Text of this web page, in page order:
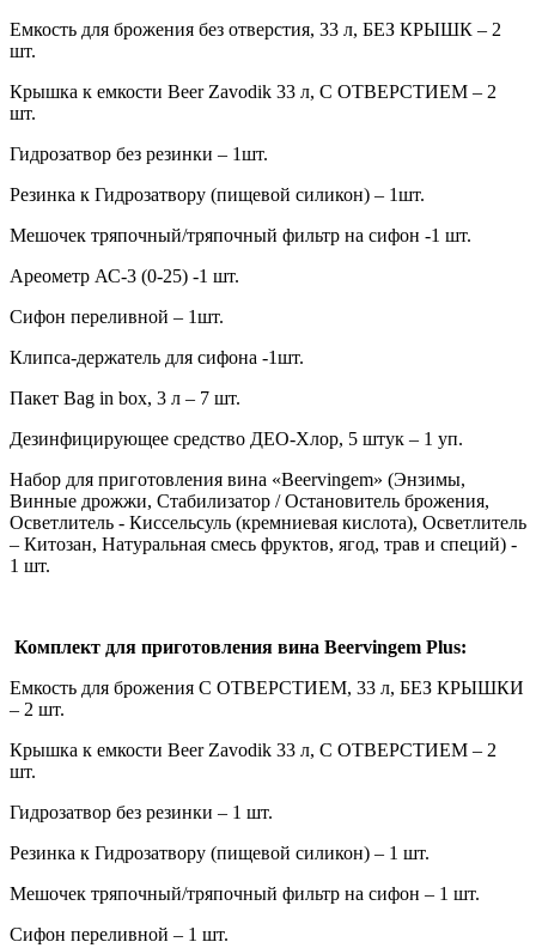
Емкость для брожения без отверстия, 33 л, БЕЗ КРЫШК – 2
шт.
Крышка к емкости Beer Zavodik 33 л, С ОТВЕРСТИЕМ – 2
шт.
Гидрозатвор без резинки – 1шт.
Резинка к Гидрозатвору (пищевой силикон) – 1шт.
Мешочек тряпочный/тряпочный фильтр на сифон -1 шт.
Ареометр АС-3 (0-25) -1 шт.
Сифон переливной – 1шт.
Клипса-держатель для сифона -1шт.
Пакет Bag in box, 3 л – 7 шт.
Дезинфицирующее средство ДЕО-Хлор, 5 штук – 1 уп.
Набор для приготовления вина «Beervingem» (Энзимы,
Винные дрожжи, Стабилизатор / Остановитель брожения,
Осветлитель - Киссельсуль (кремниевая кислота), Осветлитель
– Китозан, Натуральная смесь фруктов, ягод, трав и специй) -
1 шт.
Комплект для приготовления вина Beervingem Plus:
Емкость для брожения С ОТВЕРСТИЕМ, 33 л, БЕЗ КРЫШКИ
– 2 шт.
Крышка к емкости Beer Zavodik 33 л, С ОТВЕРСТИЕМ – 2
шт.
Гидрозатвор без резинки – 1 шт.
Резинка к Гидрозатвору (пищевой силикон) – 1 шт.
Мешочек тряпочный/тряпочный фильтр на сифон – 1 шт.
Сифон переливной – 1 шт.